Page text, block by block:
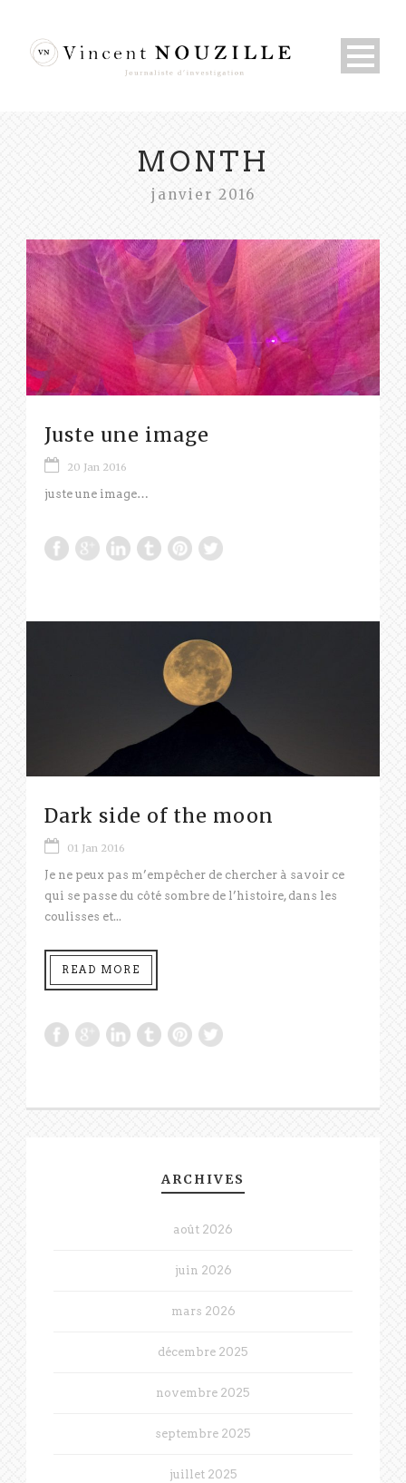
MONTH
janvier 2016
Juste une image
20 Jan 2016
juste une image…
Dark side of the moon
01 Jan 2016
Je ne peux pas m’empêcher de chercher à savoir ce
qui se passe du côté sombre de l’histoire, dans les
coulisses et...
READ MORE
ARCHIVES
août 2026
juin 2026
mars 2026
décembre 2025
novembre 2025
septembre 2025
juillet 2025